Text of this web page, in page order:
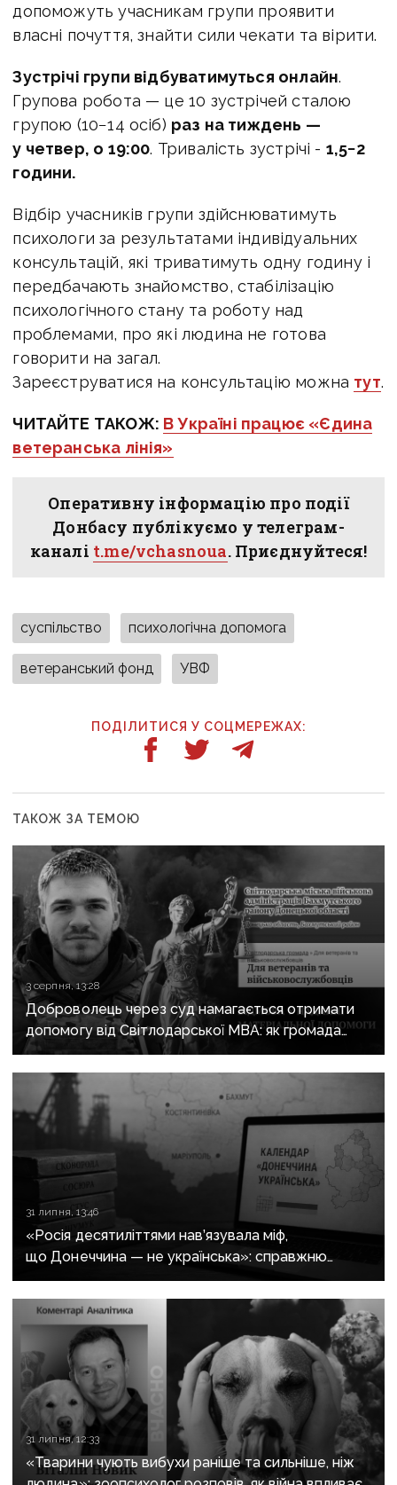
допоможуть учасникам групи проявити
власні почуття, знайти сили чекати та вірити.
Зустрічі групи відбуватимуться онлайн.
Групова робота — це 10 зустрічей сталою
групою (10−14 осіб) раз на тиждень —
у четвер, о 19:00. Тривалість зустрічі - 1,5−2
години.
Відбір учасників групи здійснюватимуть
психологи за результатами індивідуальних
консультацій, які триватимуть одну годину і
передбачають знайомство, стабілізацію
психологічного стану та роботу над
проблемами, про які людина не готова
говорити на загал.
Зареєструватися на консультацію можна тут.
ЧИТАЙТЕ ТАКОЖ: В Україні працює «Єдина
ветеранська лінія»
Оперативну інформацію про події
Донбасу публікуємо у телеграм-
каналі t.me/vchasnoua. Приєднуйтеся!
суспільство психологічна допомога
ветеранський фонд УВФ
ПОДІЛИТИСЯ У СОЦМЕРЕЖАХ:
ТАКОЖ ЗА ТЕМОЮ
3 серпня, 13:28
Доброволець через суд намагається отримати
допомогу від Світлодарської МВА: як громада
руйнує довіру до влади
31 липня, 13:46
«Росія десятиліттями нав’язувала міф,
що Донеччина — не українська»: справжню
історію регіону зберуть в унікальному календарі
31 липня, 12:33
«Тварини чують вибухи раніше та сильніше, ніж